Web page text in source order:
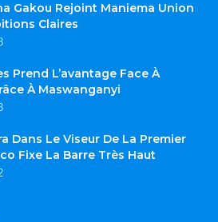
Gakou Rejoint Maniema Union
Claires
Prend L’avantage Face À
À Maswanganyi
Dans Le Viseur De La Premier
Fixe La Barre Très Haut